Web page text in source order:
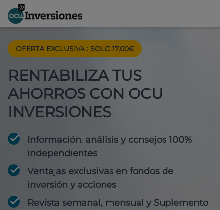
OFERTA EXCLUSIVA : SOLO 17,00€
RENTABILIZA TUS
AHORROS CON OCU
INVERSIONES
Información, análisis y consejos 100%
independientes
Ventajas exclusivas en fondos de
inversión y acciones
Revista semanal, mensual y Suplemento